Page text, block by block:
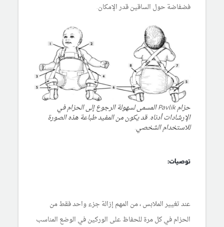
فضفاضة حول الساقين قدر الإمكان.
حزام Pavlik المسمى لسهولة الرجوع إلى الحزام في
الإرشادات أدناه. قد يكون من المفيد طباعة هذه الصورة
للاستخدام الشخصي.
توصيات:
عند تغيير الملابس ، من المهم إزالة جزء واحد فقط من
الحزام في كل مرة للحفاظ على الوركين في الوضع المناسب